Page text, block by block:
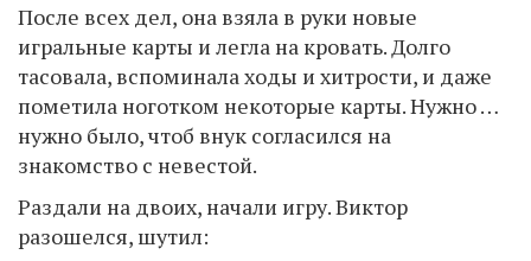
После всех дел, она взяла в руки новые
игральные карты и легла на кровать. Долго
тасовала, вспоминала ходы и хитрости, и даже
пометила ноготком некоторые карты. Нужно …
нужно было, чтоб внук согласился на
знакомство с невестой.
Раздали на двоих, начали игру. Виктор
разошелся, шутил: